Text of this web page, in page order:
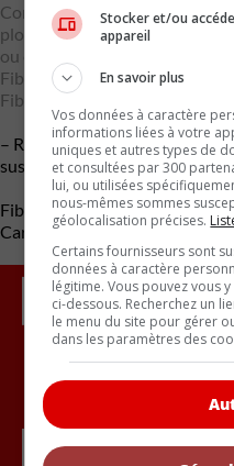
Composé d’un diffuseur Z07,
plongeants et d’un aileron,
ou en fibre de carbone peinte
Fibre de carbone visible – 4 594
Fibre de carbone peinte – 3 444
– Roues en fibre de carbone
suspendue de 18,6 kg.)
Fibre de carbone visible : 13
Carbone peint – 11 494 $
Stocker et/ou
appareil
En savoir plus
Vos données à caractère
informations liées à votre
uniques et autres types de
et consultées par 300
lui, ou utilisées
nous-mêmes sommes
géolocalisation précises.
Certains fournisseurs sont
données à caractère
légitime. Vous pouvez vous
ci-dessous. Recherchez un
le menu du site pour gérer
dans les paramètres des